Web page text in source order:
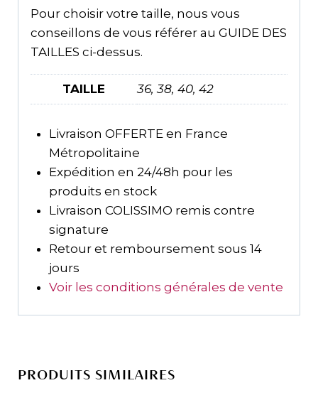
Pour choisir votre taille, nous vous
conseillons de vous référer au GUIDE DES
TAILLES ci-dessus.
TAILLE 36, 38, 40, 42
Livraison OFFERTE en France
Métropolitaine
Expédition en 24/48h pour les
produits en stock
Livraison COLISSIMO remis contre
signature
Retour et remboursement sous 14
jours
Voir les conditions générales de vente
PRODUITS SIMILAIRES